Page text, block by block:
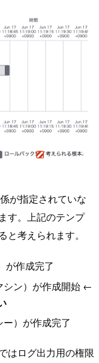
が指定されていな
す。上記のテンプ
考えられます。
が作成完了
シン）が作成開始 ←
ー）が作成完了
はログ出力用の権限